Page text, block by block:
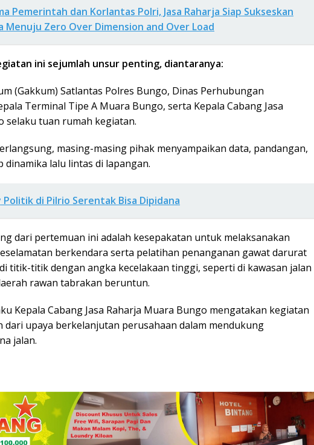
Pemerintah dan Korlantas Polri, Jasa Raharja Siap Sukseskan
Menuju Zero Over Dimension and Over Load
ini sejumlah unsur penting, diantaranya:
(Gakkum) Satlantas Polres Bungo, Dinas Perhubungan
Terminal Tipe A Muara Bungo, serta Kepala Cabang Jasa
selaku tuan rumah kegiatan.
masing-masing pihak menyampaikan data, pandangan,
dinamika lalu lintas di lapangan.
Politik di Pilrio Serentak Bisa Dipidana
dari pertemuan ini adalah kesepakatan untuk melaksanakan
berkendara serta pelatihan penanganan gawat darurat
titik-titik dengan angka kecelakaan tinggi, seperti di kawasan jalan
rawan tabrakan beruntun.
Kepala Cabang Jasa Raharja Muara Bungo mengatakan kegiatan
dari upaya berkelanjutan perusahaan dalam mendukung
jalan.